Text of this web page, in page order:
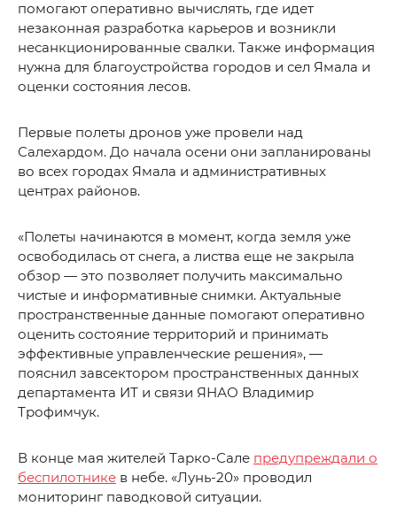
помогают оперативно вычислять, где идет
незаконная разработка карьеров и возникли
несанкционированные свалки. Также информация
нужна для благоустройства городов и сел Ямала и
оценки состояния лесов.
Первые полеты дронов уже провели над
Салехардом. До начала осени они запланированы
во всех городах Ямала и административных
центрах районов.
«Полеты начинаются в момент, когда земля уже
освободилась от снега, а листва еще не закрыла
обзор — это позволяет получить максимально
чистые и информативные снимки. Актуальные
пространственные данные помогают оперативно
оценить состояние территорий и принимать
эффективные управленческие решения», —
пояснил завсектором пространственных данных
департамента ИТ и связи ЯНАО Владимир
Трофимчук.
В конце мая жителей Тарко-Сале предупреждали о
беспилотнике в небе. «Лунь-20» проводил
мониторинг паводковой ситуации.